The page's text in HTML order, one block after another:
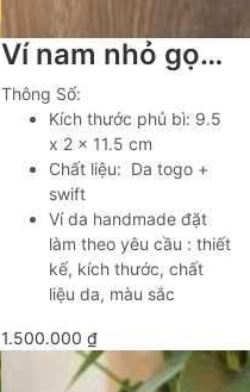
Ví nam nhỏ gọn tiện lợi da togo ngoại handmade lano VDNTK029
Thông Số:
Kích thước phủ bì: 9.5
x 2 x 11.5 cm
Chất liệu: Da togo +
swift
Ví da handmade đặt
làm theo yêu cầu : thiết
kế, kích thước, chất
liệu da, màu sắc
1.500.000 ₫